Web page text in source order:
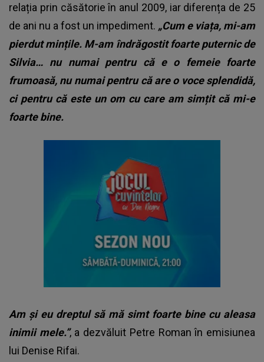
relația prin căsătorie în anul 2009, iar diferența de 25
de ani nu a fost un impediment. „Cum e viața, mi-am
pierdut mințile. M-am îndrăgostit foarte puternic de
Silvia… nu numai pentru că e o femeie foarte
frumoasă, nu numai pentru că are o voce splendidă,
ci pentru că este un om cu care am simțit că mi-e
foarte bine.
Am și eu dreptul să mă simt foarte bine cu aleasa
inimii mele.”, a dezvăluit Petre Roman în emisiunea
lui Denise Rifai.